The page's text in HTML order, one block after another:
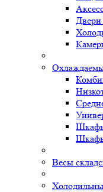
Двери
Весы